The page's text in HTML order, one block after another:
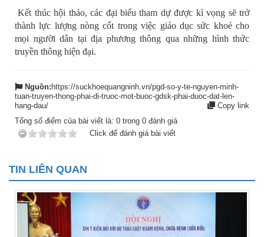
Kết thúc hội thảo, các đại biểu tham dự được kì vọng sẽ trở
thành lực lượng nòng cốt trong việc giáo dục sức khoẻ cho
mọi người dân tại địa phương thông qua những hình thức
truyền thông hiện đại.
Nguồn: https://suckhoequangninh.vn/pgd-so-y-te-nguyen-minh-
tuan-truyen-thong-phai-di-truoc-mot-buoc-gdsk-phai-duoc-dat-len-
hang-dau/
Copy link
Tổng số điểm của bài viết là: 0 trong 0 đánh giá
Click để đánh giá bài viết
TIN LIÊN QUAN